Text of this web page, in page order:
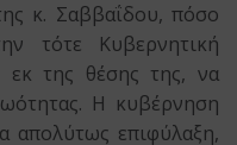
κ. Σαββαΐδου, πόσο
τότε Κυβερνητική
εκ της θέσης της, να
Η κυβέρνηση
απολύτως επιφύλαξη,